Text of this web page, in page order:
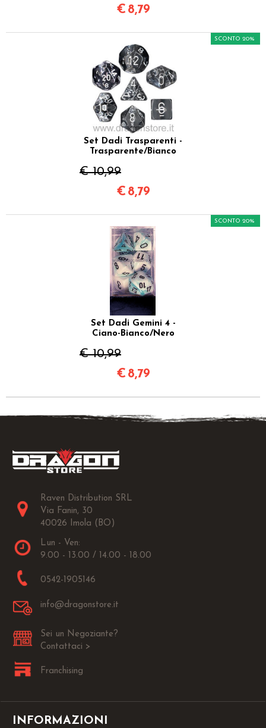
€ 8,79
Set Dadi Trasparenti -
Trasparente/Bianco
€ 10,99
SCONTO 20%
€ 8,79
Set Dadi Gemini 4 -
Ciano-Bianco/Nero
€ 10,99
SCONTO 20%
€ 8,79
Raven Distribution SRL
Via Fanin, 30
40026 Imola (BO)
Lun - Ven:
9.00 - 13.00 / 14.00 - 18.00
0542-1905146
info@dragonstore.it
Sei un Negoziante?
Contattaci >
Franchising
INFORMAZIONI